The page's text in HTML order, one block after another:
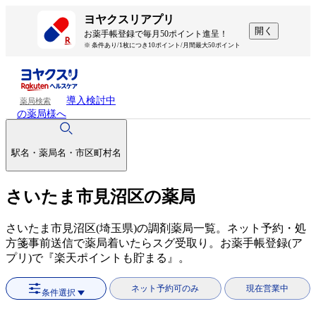
ヨヤクスリアプリ
お薬手帳登録で毎月50ポイント進呈！
※ 条件あり/1枚につき10ポイント/月間最大50ポイント
開く
薬局検索
導入検討中
の薬局様へ
駅名・薬局名・市区町村名
さいたま市見沼区の薬局
さいたま市見沼区(埼玉県)の調剤薬局一覧。ネット予約・処
方箋事前送信で薬局着いたらスグ受取り。お薬手帳登録(ア
プリ)で『楽天ポイントも貯まる』。
条件選択 ネット予約可のみ 現在営業中